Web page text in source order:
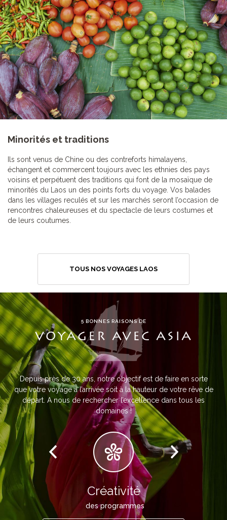
Minorités et traditions
Ils sont venus de Chine ou des contreforts himalayens,
échangent et commercent toujours avec les ethnies des pays
voisins et perpétuent des traditions qui font de la mosaïque de
minorités du Laos un des points forts du voyage. Vos balades
dans les villages reculés et sur les marchés seront l’occasion de
rencontres chaleureuses et du spectacle de leurs costumes et
de leurs coutumes.
TOUS NOS VOYAGES LAOS
5 BONNES RAISONS DE
VOYAGER AVEC ASIA
Depuis près de 30 ans, notre objectif est de faire en sorte
que votre voyage à l’arrivée soit à la hauteur de votre rêve de
départ. A nous de rechercher l’excellence dans tous les
domaines !
Créativité
des programmes